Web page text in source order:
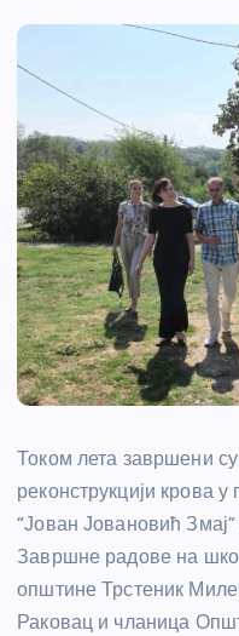
Током лета завршени
реконструкцији
“Јован Јовановић
Завршне радове на
општине Трстеник
Раковац и чланица